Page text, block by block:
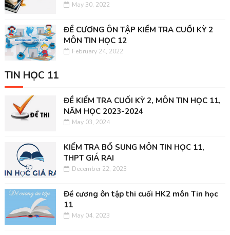
May 30, 2022
ĐỀ CƯƠNG ÔN TẬP KIỂM TRA CUỐI KỲ 2
MÔN TIN HỌC 12
February 24, 2022
TIN HỌC 11
ĐỀ KIỂM TRA CUỐI KỲ 2, MÔN TIN HỌC 11,
NĂM HỌC 2023-2024
May 03, 2024
KIỂM TRA BỔ SUNG MÔN TIN HỌC 11,
THPT GIÁ RAI
December 22, 2023
Đề cương ôn tập thi cuối HK2 môn Tin học
11
May 04, 2023